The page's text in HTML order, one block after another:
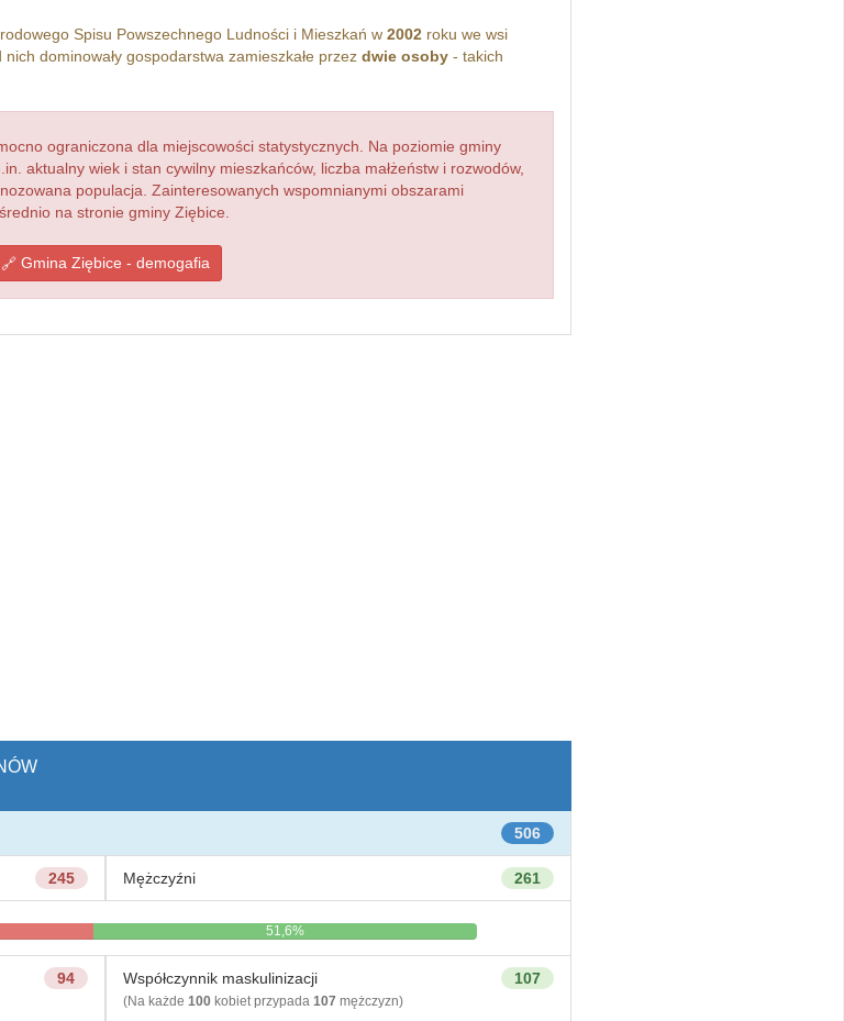
Spisu Powszechnego Ludności i Mieszkań w 2002roku we wsi
dominowały gospodarstwa zamieszkałe przez dwie osoby- takich
ograniczona dla miejscowości statystycznych. Na poziomie gminy
aktualny wiek i stan cywilny mieszkańców, liczba małżeństw i rozwodów,
populacja. Zainteresowanych wspomnianymi obszarami
na stronie gminy Ziębice.
Gmina Ziębice - demogafia
506
245 261
Mężczyźni
51,6%
94 107
Współczynnik maskulinizacji
(Na każde 100kobiet przypada 107 mężczyzn)